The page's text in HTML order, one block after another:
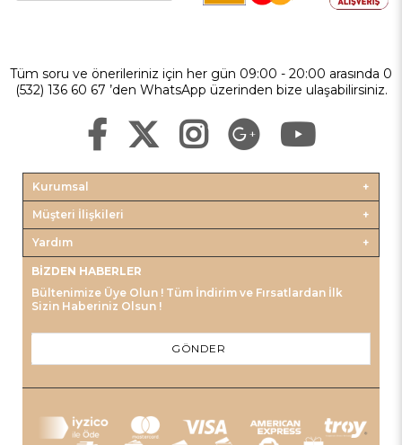
Tüm soru ve önerileriniz için her gün 09:00 - 20:00 arasında 0
(532) 136 60 67 ’den WhatsApp üzerinden bize ulaşabilirsiniz.
Kurumsal
Müşteri İlişkileri
Yardım
BIZDEN HABERLER
Bültenimize Üye Olun ! Tüm İndirim ve Fırsatlardan İlk
Sizin Haberiniz Olsun !
GÖNDER